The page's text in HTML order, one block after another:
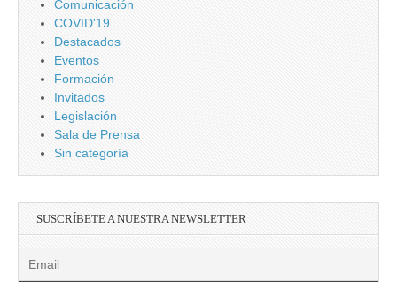
Comunicación
COVID'19
Destacados
Eventos
Formación
Invitados
Legislación
Sala de Prensa
Sin categoría
SUSCRÍBETE A NUESTRA NEWSLETTER